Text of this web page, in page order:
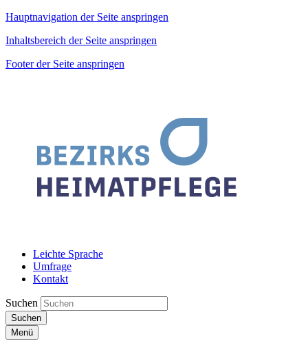
Hauptnavigation der Seite anspringen
Inhaltsbereich der Seite anspringen
Footer der Seite anspringen
Leichte Sprache
Umfrage
Kontakt
Suchen
Suchen
Menü